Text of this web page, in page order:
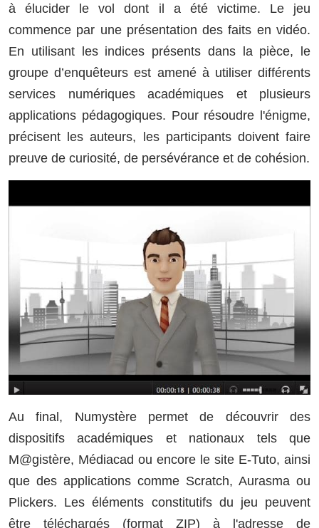
à élucider le vol dont il a été victime. Le jeu
commence par une présentation des faits en vidéo.
En utilisant les indices présents dans la pièce, le
groupe d’enquêteurs est amené à utiliser différents
services numériques académiques et plusieurs
applications pédagogiques. Pour résoudre l'énigme,
précisent les auteurs, les participants doivent faire
preuve de curiosité, de persévérance et de cohésion.
Au final, Numystère permet de découvrir des
dispositifs académiques et nationaux tels que
M@gistère, Médiacad ou encore le site E-Tuto, ainsi
que des applications comme Scratch, Aurasma ou
Plickers. Les éléments constitutifs du jeu peuvent
être téléchargés (format ZIP) à l'adresse de